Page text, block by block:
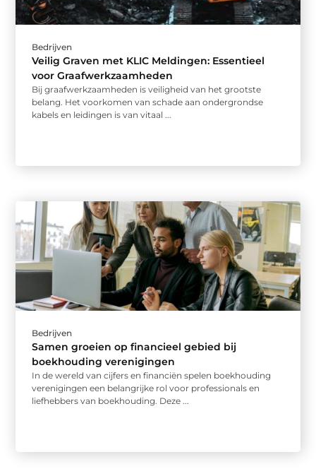
Bedrijven
Veilig Graven met KLIC Meldingen: Essentieel
voor Graafwerkzaamheden
Bij graafwerkzaamheden is veiligheid van het grootste
belang. Het voorkomen van schade aan ondergrondse
kabels en leidingen is van vitaal ...
Bedrijven
Samen groeien op financieel gebied bij
boekhouding verenigingen
In de wereld van cijfers en financiën spelen boekhouding
verenigingen een belangrijke rol voor professionals en
liefhebbers van boekhouding. Deze ...